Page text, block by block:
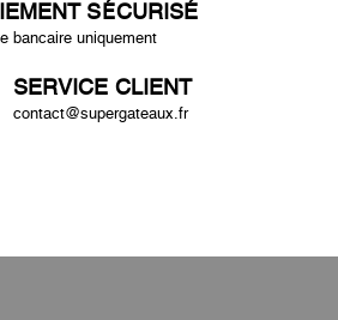
SÉCURISÉ
bancaire uniquement
SERVICE CLIENT
contact@supergateaux.fr